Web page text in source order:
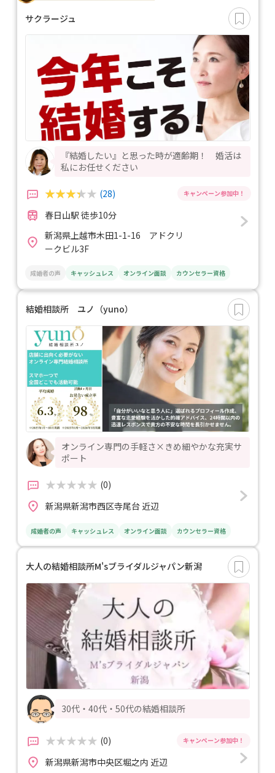
サクラージュ
『結婚したい』と思った時が適齢期！ 婚活は
私にお任せください
(28)
春日山駅 徒歩10分
新潟県上越市木田1-1-16 アドクリ
ークビル3F
成婚者の声 キャッシュレス オンライン面談 カウンセラー資格
結婚相談所 ユノ（yuno）
オンライン専門の手軽さ×きめ細やかな充実サ
ポート
(0)
新潟県新潟市西区寺尾台 近辺
成婚者の声 キャッシュレス オンライン面談 カウンセラー資格
大人の結婚相談所M'sブライダルジャパン新潟
30代・40代・50代の結婚相談所
(0)
新潟県新潟市中央区堀之内 近辺